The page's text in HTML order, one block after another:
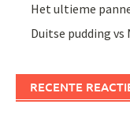
Het ultieme
Duitse pudding vs
RECENTE